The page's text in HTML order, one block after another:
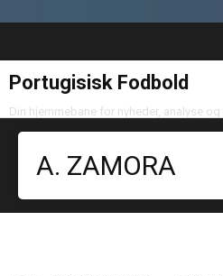
Portugisisk Fodbold
Din hjemmebane for nyheder, analyse
A. ZAMORA